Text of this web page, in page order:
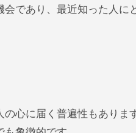
であり、最近知った人に
心に届く普遍性もありま